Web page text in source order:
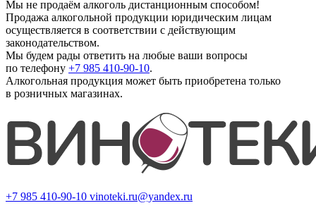
Мы не продаём алкоголь дистанционным способом!
Продажа алкогольной продукции юридическим лицам
осуществляется в соответствии с действующим
законодательством.
Мы будем рады ответить на любые ваши вопросы
по телефону +7 985 410-90-10.
Алкогольная продукция может быть приобретена только
в розничных магазинах.
+7 985 410-90-10 vinoteki.ru@yandex.ru